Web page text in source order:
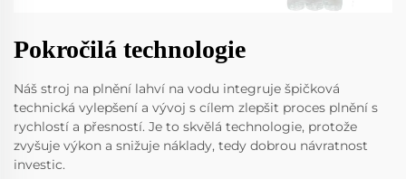
Pokročilá technologie
Náš stroj na plnění lahví na vodu integruje špičková
technická vylepšení a vývoj s cílem zlepšit proces plnění s
rychlostí a přesností. Je to skvělá technologie, protože
zvyšuje výkon a snižuje náklady, tedy dobrou návratnost
investic.